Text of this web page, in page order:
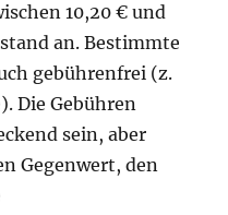
10,20 € und
an. Bestimmte
gebührenfrei (z.
Die Gebühren
sein, aber
Gegenwert, den